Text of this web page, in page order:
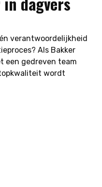
verantwoordelijkheid
Als Bakker
een gedreven team
wordt